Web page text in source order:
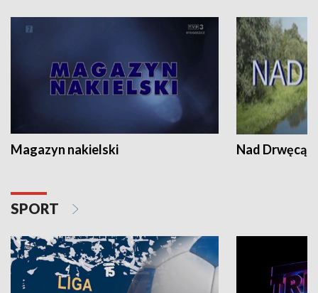
Magazyn nakielski Nad Drwęcą
SPORT